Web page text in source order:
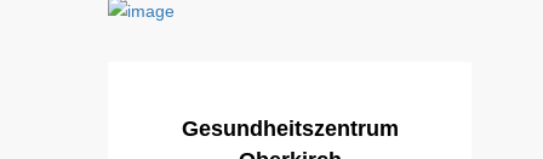
Gesundheitszentrum